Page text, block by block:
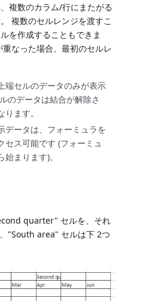
複数のカラム/行にまたがる
複数のセルレンジを渡すこ
を作成することもできま
なった場合、最初のセルレ
端セルのデータのみが表示
のデータは結合が解除さ
ます。
データは、フォーミュラを
セス可能です (フォーミュ
まります)。
quarter" セルを、それ
"South area" セルは下 2つ